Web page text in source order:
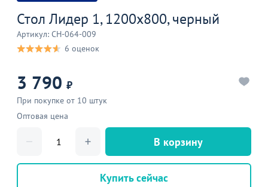
Стол Лидер 1, 1200x800, черный
Артикул: CH-064-009
6 оценок
3 790 ₽
При покупке от 10 штук
Оптовая цена
В корзину
Купить сейчас